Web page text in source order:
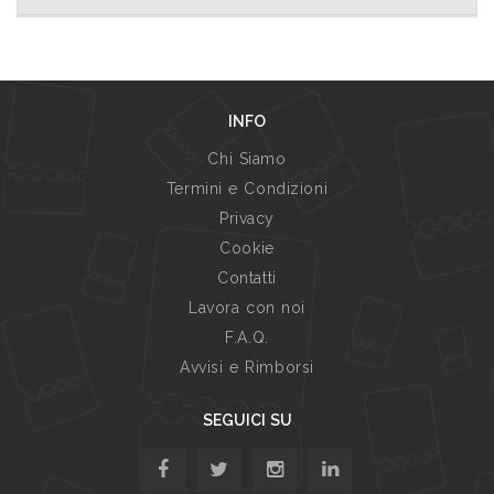
INFO
Chi Siamo
Termini e Condizioni
Privacy
Cookie
Contatti
Lavora con noi
F.A.Q.
Avvisi e Rimborsi
SEGUICI SU